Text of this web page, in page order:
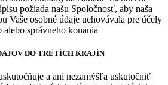
požiada našu Spoločnosť, aby naša
Vaše osobné údaje uchovávala pre účely
správneho konania
DO TRETÍCH KRAJÍN
a ani nezamýšľa uskutočniť